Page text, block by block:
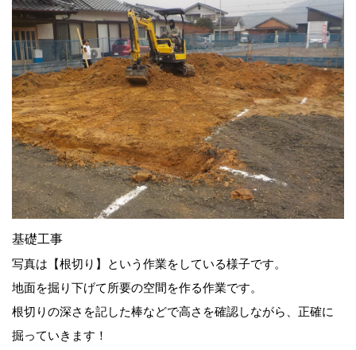
基礎工事
写真は【根切り】という作業をしている様子です。
地面を掘り下げて所要の空間を作る作業です。
根切りの深さを記した棒などで高さを確認しながら、正確に
掘っていきます！